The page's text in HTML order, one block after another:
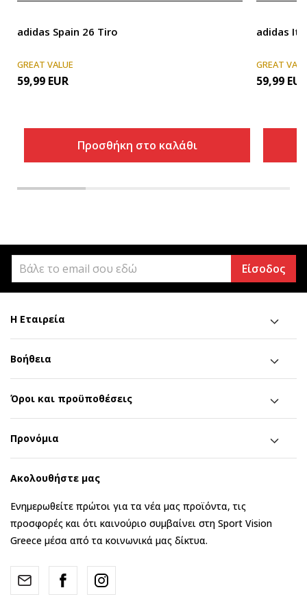
adidas Spain 26 Tiro
GREAT VALUE
59,99 EUR
Προσθήκη στο καλάθι
adidas
GREAT
59,99 EUR
Είσοδος
Η Εταιρεία
Βοήθεια
Όροι και προϋποθέσεις
Προνόμια
Ακολουθήστε μας
Ενημερωθείτε πρώτοι για τα νέα μας προϊόντα, τις
προσφορές και ότι καινούριο συμβαίνει στη Sport Vision
Greece μέσα από τα κοινωνικά μας δίκτυα.